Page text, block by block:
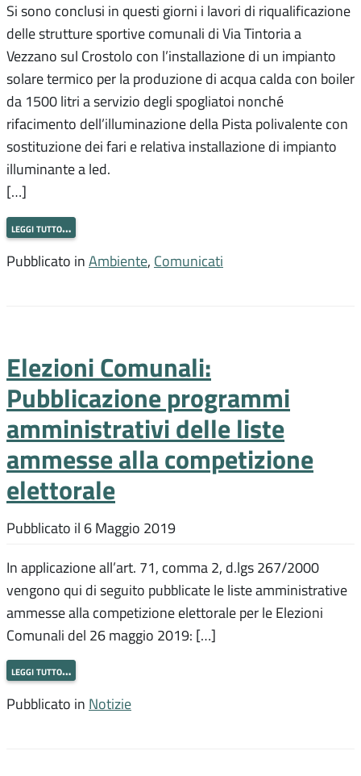
Si sono conclusi in questi giorni i lavori di riqualificazione
delle strutture sportive comunali di Via Tintoria a
Vezzano sul Crostolo con l’installazione di un impianto
solare termico per la produzione di acqua calda con boiler
da 1500 litri a servizio degli spogliatoi nonché
rifacimento dell’illuminazione della Pista polivalente con
sostituzione dei fari e relativa installazione di impianto
illuminante a led.
[…]
leggi tutto…
Pubblicato in Ambiente, Comunicati
Elezioni Comunali:
Pubblicazione programmi
amministrativi delle liste
ammesse alla competizione
elettorale
Pubblicato il 6 Maggio 2019
In applicazione all’art. 71, comma 2, d.lgs 267/2000
vengono qui di seguito pubblicate le liste amministrative
ammesse alla competizione elettorale per le Elezioni
Comunali del 26 maggio 2019: […]
leggi tutto…
Pubblicato in Notizie